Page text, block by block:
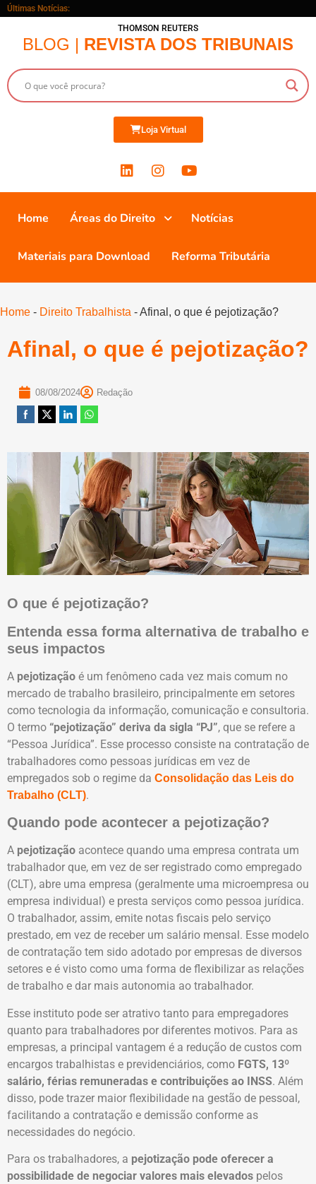
Últimas Notícias:
THOMSON REUTERS
BLOG | REVISTA DOS TRIBUNAIS
Loja Virtual
Home Áreas do Direito Notícias
Materiais para Download Reforma Tributária
Home - Direito Trabalhista -Afinal, o que é pejotização?
Afinal, o que é pejotização?
08/08/2024 Redação
O que é pejotização?
Entenda essa forma alternativa de trabalho e
seus impactos
A pejotização é um fenômeno cada vez mais comum no
mercado de trabalho brasileiro, principalmente em setores
como tecnologia da informação, comunicação e consultoria.
O termo “pejotização” deriva da sigla “PJ”, que se refere a
“Pessoa Jurídica”. Esse processo consiste na contratação de
trabalhadores como pessoas jurídicas em vez de
empregados sob o regime da Consolidação das Leis do
Trabalho (CLT).
Quando pode acontecer a pejotização?
A pejotização acontece quando uma empresa contrata um
trabalhador que, em vez de ser registrado como empregado
(CLT), abre uma empresa (geralmente uma microempresa ou
empresa individual) e presta serviços como pessoa jurídica.
O trabalhador, assim, emite notas fiscais pelo serviço
prestado, em vez de receber um salário mensal. Esse modelo
de contratação tem sido adotado por empresas de diversos
setores e é visto como uma forma de flexibilizar as relações
de trabalho e dar mais autonomia ao trabalhador.
Esse instituto pode ser atrativo tanto para empregadores
quanto para trabalhadores por diferentes motivos. Para as
empresas, a principal vantagem é a redução de custos com
encargos trabalhistas e previdenciários, como FGTS, 13º
salário, férias remuneradas e contribuições ao INSS. Além
disso, pode trazer maior flexibilidade na gestão de pessoal,
facilitando a contratação e demissão conforme as
necessidades do negócio.
Para os trabalhadores, a pejotização pode oferecer a
possibilidade de negociar valores mais elevados pelos